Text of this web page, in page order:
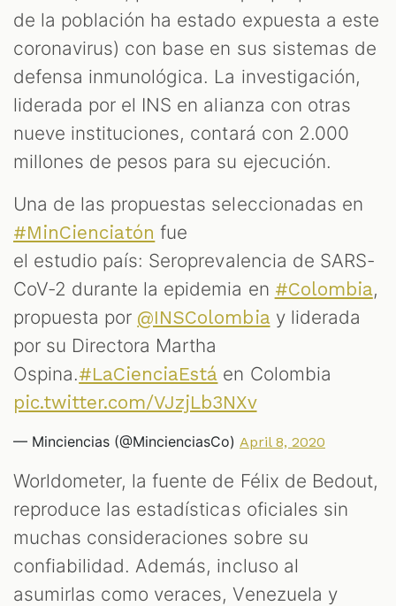
de la población ha estado expuesta a este
coronavirus) con base en sus sistemas de
defensa inmunológica. La investigación,
liderada por el INS en alianza con otras
nueve instituciones, contará con 2.000
millones de pesos para su ejecución.
Una de las propuestas seleccionadas en
#MinCienciatón fue
el estudio país: Seroprevalencia de SARS-
CoV-2 durante la epidemia en #Colombia,
propuesta por @INSColombia y liderada
por su Directora Martha
Ospina.#LaCienciaEstá en Colombia
pic.twitter.com/VJzjLb3NXv
— Minciencias (@MincienciasCo) April 8, 2020
Worldometer, la fuente de Félix de Bedout,
reproduce las estadísticas oficiales sin
muchas consideraciones sobre su
confiabilidad. Además, incluso al
asumirlas como veraces, Venezuela y